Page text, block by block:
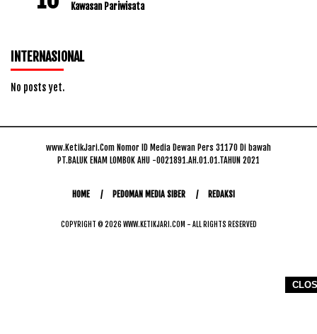
Kawasan Pariwisata
INTERNASIONAL
No posts yet.
www.KetikJari.Com Nomor ID Media Dewan Pers 31170 Di bawah
PT.BALUK ENAM LOMBOK AHU -0021891.AH.01.01.TAHUN 2021
HOME PEDOMAN MEDIA SIBER REDAKSI
COPYRIGHT © 2026 WWW.KETIKJARI.COM - ALL RIGHTS RESERVED